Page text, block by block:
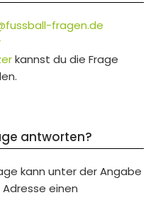
fragen.de
kannst du die Frage
antworten?
kann unter der Angabe
einen